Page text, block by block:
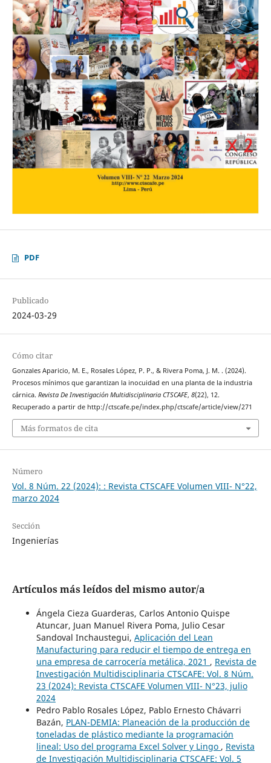
PDF
Publicado
2024-03-29
Cómo citar
Gonzales Aparicio, M. E., Rosales López, P. P., & Rivera Poma, J. M. . (2024).
Procesos mínimos que garantizan la inocuidad en una planta de la industria
cárnica. Revista De Investigación Multidisciplinaria CTSCAFE, 8(22), 12.
Recuperado a partir de http://ctscafe.pe/index.php/ctscafe/article/view/271
Más formatos de cita
Número
Vol. 8 Núm. 22 (2024): : Revista CTSCAFE Volumen VIII- N°22,
marzo 2024
Sección
Ingenierías
Artículos más leídos del mismo autor/a
Ángela Cieza Guarderas, Carlos Antonio Quispe
Atuncar, Juan Manuel Rivera Poma, Julio Cesar
Sandoval Inchaustegui, Aplicación del Lean
Manufacturing para reducir el tiempo de entrega en
una empresa de carrocería metálica, 2021 , Revista de
Investigación Multidisciplinaria CTSCAFE: Vol. 8 Núm.
23 (2024): Revista CTSCAFE Volumen VIII- N°23, julio
2024
Pedro Pablo Rosales López, Pablo Ernesto Chávarri
Bazán, PLAN-DEMIA: Planeación de la producción de
toneladas de plástico mediante la programación
lineal: Uso del programa Excel Solver y Lingo , Revista
de Investigación Multidisciplinaria CTSCAFE: Vol. 5